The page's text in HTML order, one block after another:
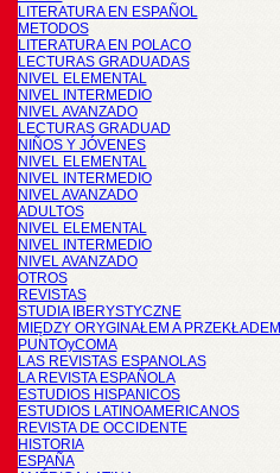
LITERATURA EN ESPAÑOL
METODOS
LITERATURA EN POLACO
LECTURAS GRADUADAS
NIVEL ELEMENTAL
NIVEL INTERMEDIO
NIVEL AVANZADO
LECTURAS GRADUAD
NIÑOS Y JÓVENES
NIVEL ELEMENTAL
NIVEL INTERMEDIO
NIVEL AVANZADO
ADULTOS
NIVEL ELEMENTAL
NIVEL INTERMEDIO
NIVEL AVANZADO
OTROS
REVISTAS
STUDIA IBERYSTYCZNE
MIĘDZY ORYGINAŁEM A PRZEKŁADEM
PUNTOyCOMA
LAS REVISTAS ESPANOLAS
LA REVISTA ESPAÑOLA
ESTUDIOS HISPANICOS
ESTUDIOS LATINOAMERICANOS
REVISTA DE OCCIDENTE
HISTORIA
ESPAÑA